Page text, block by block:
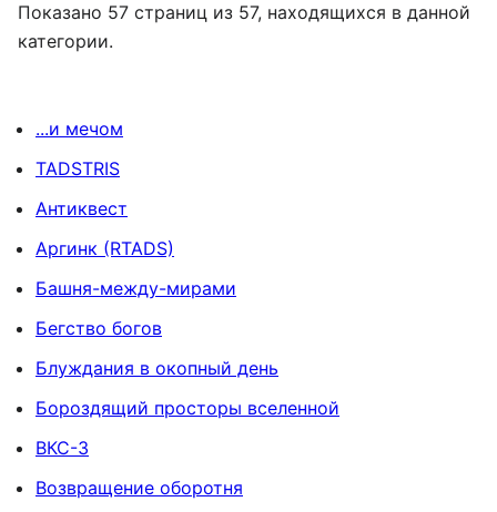
Показано 57 страниц из 57, находящихся в данной
категории.
...и мечом
TADSTRIS
Антиквест
Аргинк (RTADS)
Башня-между-мирами
Бегство богов
Блуждания в окопный день
Бороздящий просторы вселенной
ВКС-3
Возвращение оборотня